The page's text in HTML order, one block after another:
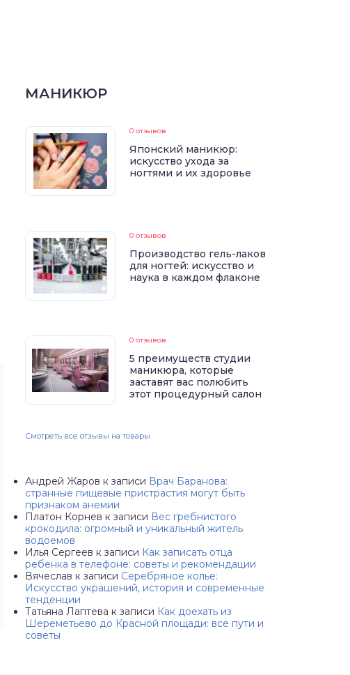
МАНИКЮР
0 отзывов
Японский маникюр:
искусство ухода за
ногтями и их здоровье
0 отзывов
Производство гель-лаков
для ногтей: искусство и
наука в каждом флаконе
0 отзывов
5 преимуществ студии
маникюра, которые
заставят вас полюбить
этот процедурный салон
Смотреть все отзывы на товары
Андрей Жаров к записи Врач Баранова:
странные пищевые пристрастия могут быть
признаком анемии
Платон Корнев к записи Вес гребнистого
крокодила: огромный и уникальный житель
водоемов
Илья Сергеев к записи Как записать отца
ребенка в телефоне: советы и рекомендации
Вячеслав к записи Серебряное колье:
Искусство украшений, история и современные
тенденции
Татьяна Лаптева к записи Как доехать из
Шереметьево до Красной площади: все пути и
советы